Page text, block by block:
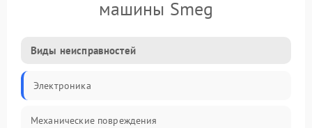
машины Smeg
Виды неисправностей
Электроника
Механические повреждения